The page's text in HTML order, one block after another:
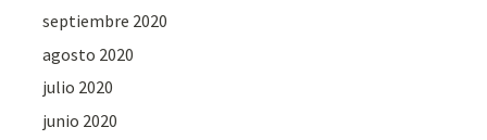
septiembre 2020
agosto 2020
julio 2020
junio 2020